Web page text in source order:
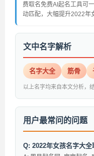
费取名免费AI起名工具可
动匹配，大幅提升2022年
文中名字解析
名字大全 筋骨
以上名字均来自本文分析，
用户最常问的问题
Q: 2022年女孩名字大全